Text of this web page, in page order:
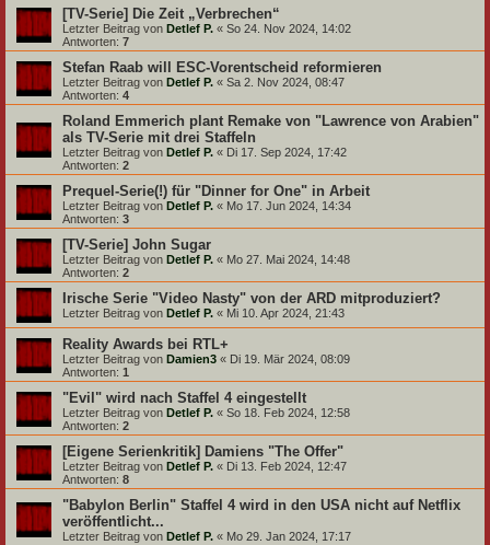
[TV-Serie] Die Zeit „Verbrechen“
Letzter Beitrag von Detlef P. « So 24. Nov 2024, 14:02
Antworten: 7
Stefan Raab will ESC-Vorentscheid reformieren
Letzter Beitrag von Detlef P. « Sa 2. Nov 2024, 08:47
Antworten: 4
Roland Emmerich plant Remake von "Lawrence von Arabien"
als TV-Serie mit drei Staffeln
Letzter Beitrag von Detlef P. « Di 17. Sep 2024, 17:42
Antworten: 2
Prequel-Serie(!) für "Dinner for One" in Arbeit
Letzter Beitrag von Detlef P. « Mo 17. Jun 2024, 14:34
Antworten: 3
[TV-Serie] John Sugar
Letzter Beitrag von Detlef P. « Mo 27. Mai 2024, 14:48
Antworten: 2
Irische Serie "Video Nasty" von der ARD mitproduziert?
Letzter Beitrag von Detlef P. « Mi 10. Apr 2024, 21:43
Reality Awards bei RTL+
Letzter Beitrag von Damien3 « Di 19. Mär 2024, 08:09
Antworten: 1
"Evil" wird nach Staffel 4 eingestellt
Letzter Beitrag von Detlef P. « So 18. Feb 2024, 12:58
Antworten: 2
[Eigene Serienkritik] Damiens "The Offer"
Letzter Beitrag von Detlef P. « Di 13. Feb 2024, 12:47
Antworten: 8
"Babylon Berlin" Staffel 4 wird in den USA nicht auf Netflix
veröffentlicht...
Letzter Beitrag von Detlef P. « Mo 29. Jan 2024, 17:17